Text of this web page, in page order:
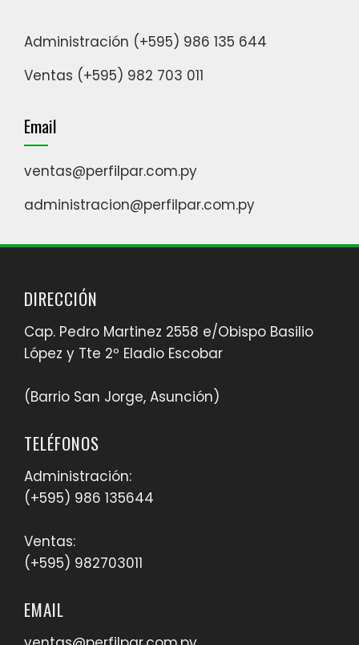
Administración (+595) 986 135 644
Ventas (+595) 982 703 011
Email
ventas@perfilpar.com.py
administracion@perfilpar.com.py
DIRECCIÓN
Cap. Pedro Martinez 2558 e/Obispo Basilio
López y Tte 2º Eladio Escobar
(Barrio San Jorge, Asunción)
TELÉFONOS
Administración:
(+595) 986 135644
Ventas:
(+595) 982703011
EMAIL